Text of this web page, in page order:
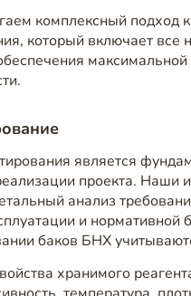
комплексный подход к
который включает все
является
проекта. Наши
анализ
и нормативной
баков БНХ
хранимого